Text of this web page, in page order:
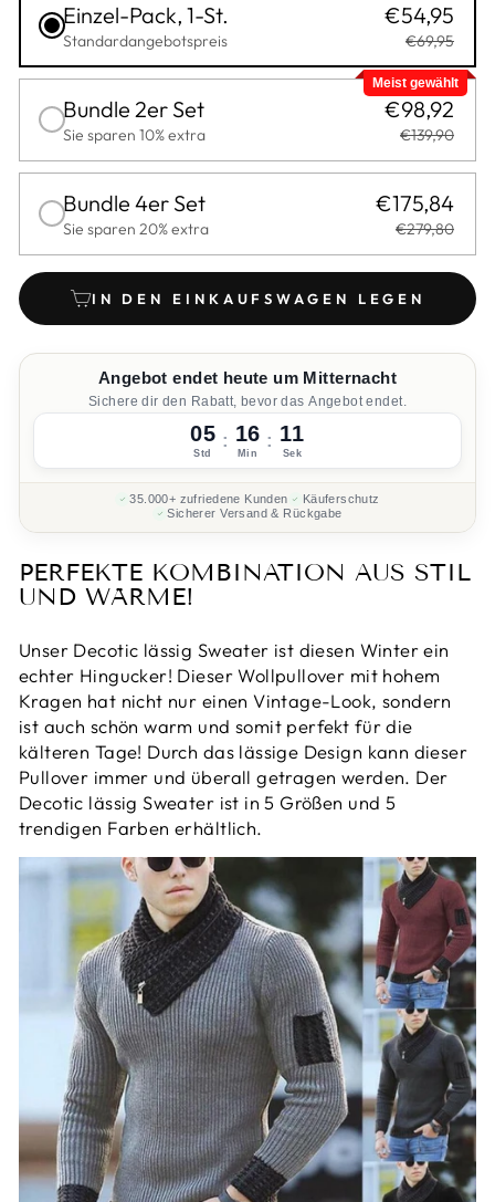
Einzel-Pack, 1-St.
Standardangebotspreis
€54,95
€69,95
Meist gewählt
Bundle 2er Set
Sie sparen 10% extra
€98,92
€139,90
Bundle 4er Set
Sie sparen 20% extra
€175,84
€279,80
IN DEN EINKAUFSWAGEN LEGEN
Angebot endet heute um Mitternacht
Sichere dir den Rabatt, bevor das Angebot endet.
05
Std
: 16
Min
: 10
Sek
35.000+ zufriedene Kunden
Käuferschutz
Sicherer Versand & Rückgabe
PERFEKTE KOMBINATION AUS STIL
UND WÄRME!
Unser Decotic lässig Sweater ist diesen Winter ein
echter Hingucker! Dieser Wollpullover mit hohem
Kragen hat nicht nur einen Vintage-Look, sondern
ist auch schön warm und somit perfekt für die
kälteren Tage! Durch das lässige Design kann dieser
Pullover immer und überall getragen werden. Der
Decotic lässig Sweater ist in 5 Größen und 5
trendigen Farben erhältlich.